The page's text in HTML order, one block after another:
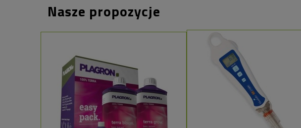
Nasze propozycje